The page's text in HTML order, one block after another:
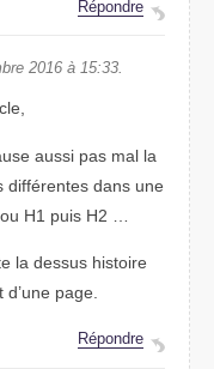
Répondre
2016 à 15:33.
aussi pas mal la
différentes dans une
H1 puis H2 …
la dessus histoire
page.
Répondre